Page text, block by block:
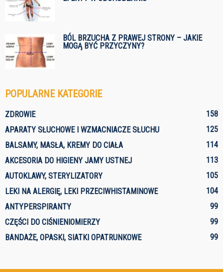
BÓL BRZUCHA Z PRAWEJ STRONY – JAKIE
MOGĄ BYĆ PRZYCZYNY?
POPULARNE KATEGORIE
ZDROWIE
158
APARATY SŁUCHOWE I WZMACNIACZE SŁUCHU
125
BALSAMY, MASŁA, KREMY DO CIAŁA
114
AKCESORIA DO HIGIENY JAMY USTNEJ
113
AUTOKLAWY, STERYLIZATORY
105
LEKI NA ALERGIĘ, LEKI PRZECIWHISTAMINOWE
104
ANTYPERSPIRANTY
99
CZĘŚCI DO CIŚNIENIOMIERZY
99
BANDAŻE, OPASKI, SIATKI OPATRUNKOWE
99